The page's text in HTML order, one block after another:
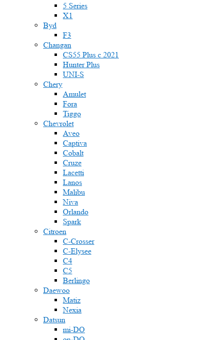
5 Series
X1
Byd
F3
Changan
CS55 Plus с 2021
Hunter Plus
UNI-S
Chery
Amulet
Fora
Tiggo
Chevrolet
Aveo
Captiva
Cobalt
Cruze
Lacetti
Lanos
Malibu
Niva
Orlando
Spark
Citroen
C-Crosser
C-Elysee
C4
C5
Berlingo
Daewoo
Matiz
Nexia
Datsun
mi-DO